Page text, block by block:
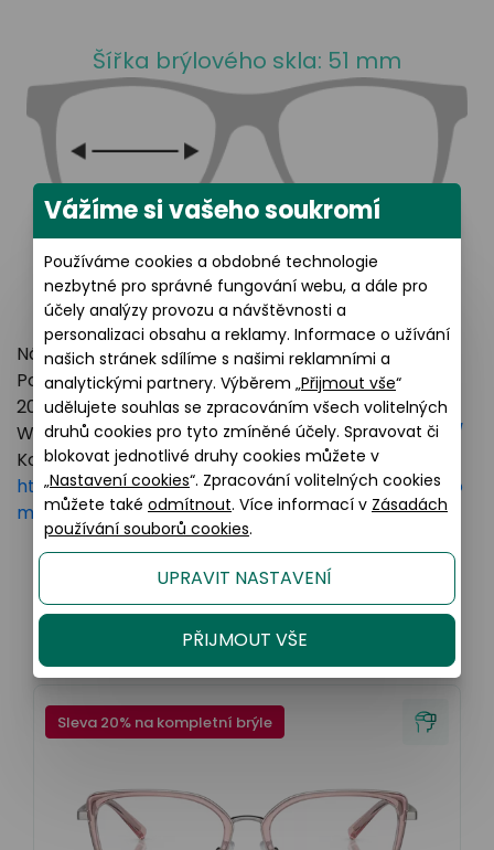
Šířka brýlového skla: 51 mm
Název výrobce: LUXOTTICA GROUP
Poštovní adresa: Piazzale Luigi Cadorna 3 Milano,
20123 Italy
Webové stránky:https://www.essilorluxottica.com/
Kontakt:
https://www.essilorluxottica.com/en/brands/custo
mer-care
Podobné produkty
Sleva 20% na kompletní brýle
Vážíme si vašeho soukromí
Používáme cookies a obdobné technologie
nezbytné pro správné fungování webu, a dále pro
účely analýzy provozu a návštěvnosti a
personalizaci obsahu a reklamy. Informace o užívání
našich stránek sdílíme s našimi reklamními a
analytickými partnery. Výběrem „Přijmout vše“
udělujete souhlas se zpracováním všech volitelných
druhů cookies pro tyto zmíněné účely. Spravovat či
blokovat jednotlivé druhy cookies můžete v
„Nastavení cookies“. Zpracování volitelných cookies
můžete také odmítnout. Více informací v Zásadách
používání souborů cookies.
UPRAVIT NASTAVENÍ
PŘIJMOUT VŠE